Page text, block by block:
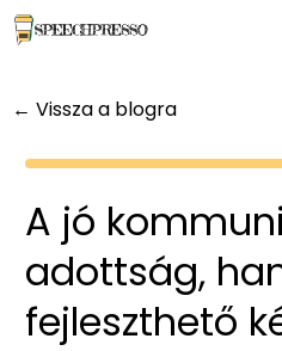
← Vissza a blogra
A jó
adottság,
fejleszthető